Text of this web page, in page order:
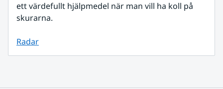
ett värdefullt hjälpmedel när man vill ha koll på
skurarna.
Radar